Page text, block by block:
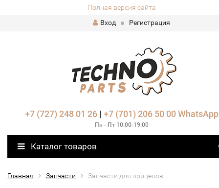
Полная версия сайта
Вход
Регистрация
+7 (727) 248 01 26| +7 (701) 206 50 00 WhatsApp
Пн - Пт 10:00-19:00
Каталог товаров
Главная Запчасти Запчасти для прицепов